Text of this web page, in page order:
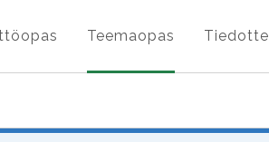
Teemaopas